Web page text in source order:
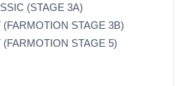
(STAGE 3A)
STAGE 3B)
STAGE 5)